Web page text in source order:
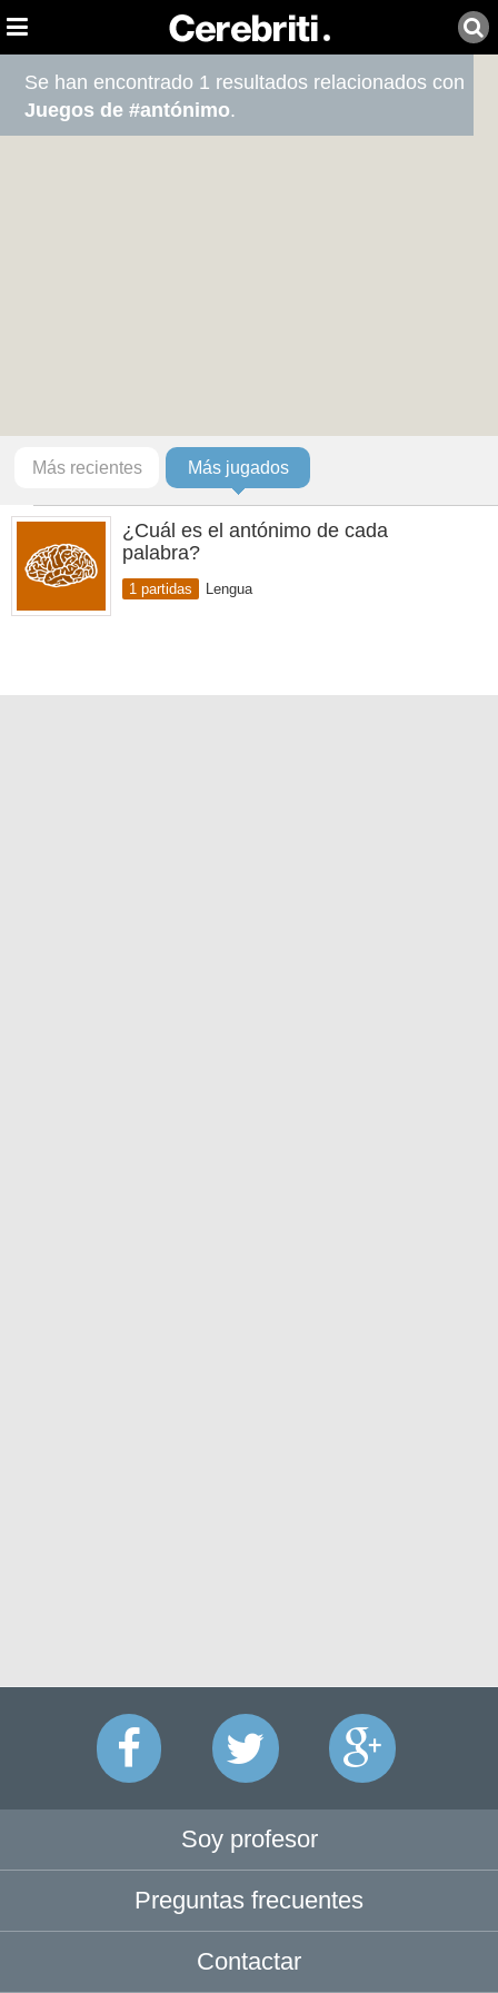
Se han encontrado 1 resultados relacionados con
Juegos de #antónimo.
Más recientes Más jugados
¿Cuál es el antónimo de cada
palabra?
1 partidas Lengua
Soy profesor
Preguntas frecuentes
Contactar